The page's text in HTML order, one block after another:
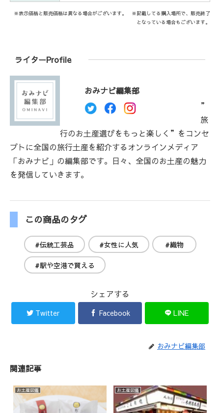
※表示価格と販売価格は異なる場合がございます。 ※記載してる購入場所で、販売終了
となっている場合もございます。
ライターProfile
おみナビ編集部
”
旅
行のお土産選びをもっと楽しく”をコンセ
プトに全国の旅行土産を紹介するオンラインメディア
「おみナビ」の編集部です。日々、全国のお土産の魅力
を発信していきます。
この商品のタグ
#伝統工芸品 #女性に人気 #織物
#駅や空港で買える
シェアする
Twitter Facebook LINE
おみナビ編集部
関連記事
お土産図鑑 お土産図鑑